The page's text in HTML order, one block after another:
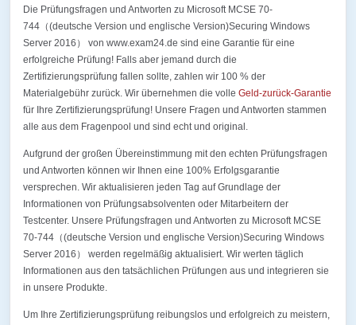
Die Prüfungsfragen und Antworten zu Microsoft MCSE 70-
744（(deutsche Version und englische Version)Securing Windows
Server 2016） von www.exam24.de sind eine Garantie für eine
erfolgreiche Prüfung! Falls aber jemand durch die
Zertifizierungsprüfung fallen sollte, zahlen wir 100 % der
Materialgebühr zurück. Wir übernehmen die volle Geld-zurück-Garantie
für Ihre Zertifizierungsprüfung! Unsere Fragen und Antworten stammen
alle aus dem Fragenpool und sind echt und original.
Aufgrund der großen Übereinstimmung mit den echten Prüfungsfragen
und Antworten können wir Ihnen eine 100% Erfolgsgarantie
versprechen. Wir aktualisieren jeden Tag auf Grundlage der
Informationen von Prüfungsabsolventen oder Mitarbeitern der
Testcenter. Unsere Prüfungsfragen und Antworten zu Microsoft MCSE
70-744（(deutsche Version und englische Version)Securing Windows
Server 2016） werden regelmäßig aktualisiert. Wir werten täglich
Informationen aus den tatsächlichen Prüfungen aus und integrieren sie
in unsere Produkte.
Um Ihre Zertifizierungsprüfung reibungslos und erfolgreich zu meistern,